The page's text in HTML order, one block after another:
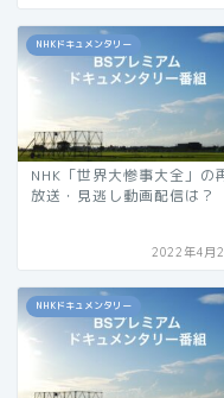
NHKドキュメンタリー
NHK「世界大惨事大全」の
放送・見逃し動画配信は？
2022年4月
NHKドキュメンタリー